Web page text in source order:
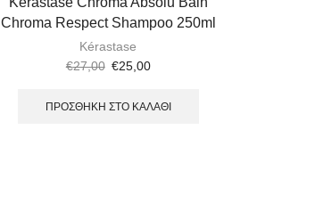
Chroma Respect Shampoo 250ml
Kérastase
€27,00 €25,00
ΠΡΟΣΘΉΚΗ ΣΤΟ ΚΑΛΆΘΙ